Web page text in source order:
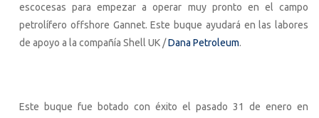
escocesas para empezar a operar muy pronto en el campo
petrolífero offshore Gannet. Este buque ayudará en las labores
de apoyo a la compañía Shell UK /Dana Petroleum.
Este buque fue botado con éxito el pasado 31 de enero en